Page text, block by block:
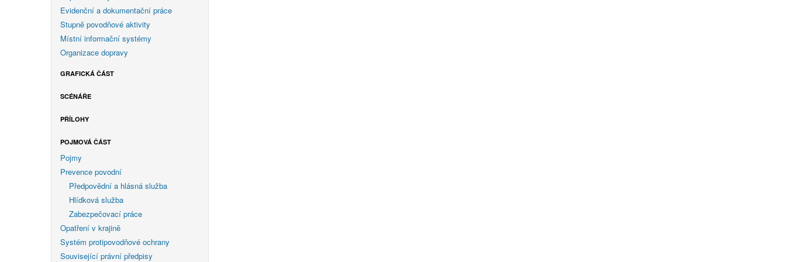
Evidenční a dokumentační práce
Stupně povodňové aktivity
Místní informační systémy
Organizace dopravy
GRAFICKÁ ČÁST
SCÉNÁŘE
PŘÍLOHY
POJMOVÁ ČÁST
Pojmy
Prevence povodní
Předpovědní a hlásná služba
Hlídková služba
Zabezpečovací práce
Opatření v krajině
Systém protipovodňové ochrany
Související právní předpisy